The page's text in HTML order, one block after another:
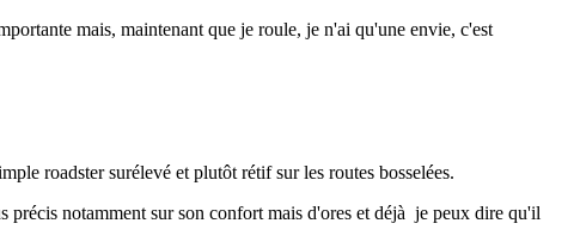
mais, maintenant que je roule, je n'ai qu'une envie, c'est
roadster surélevé et plutôt rétif sur les routes bosselées.
notamment sur son confort mais d'ores et déjà je peux dire qu'il